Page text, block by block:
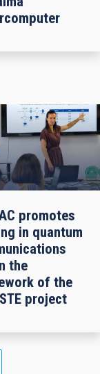
promotes
in quantum
the
of the
project